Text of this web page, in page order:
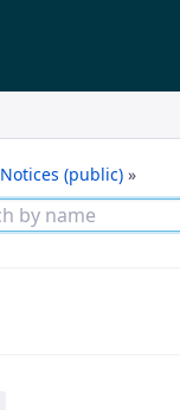
Notices (public) »